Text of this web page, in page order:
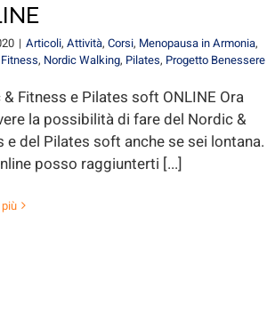
| Articoli, Attività, Corsi, Menopausa in Armonia,
, Nordic Walking, Pilates, Progetto Benessere
Fitness e Pilates soft ONLINE Ora
la possibilità di fare del Nordic &
e del Pilates soft anche se sei lontana.
posso raggiunterti [...]